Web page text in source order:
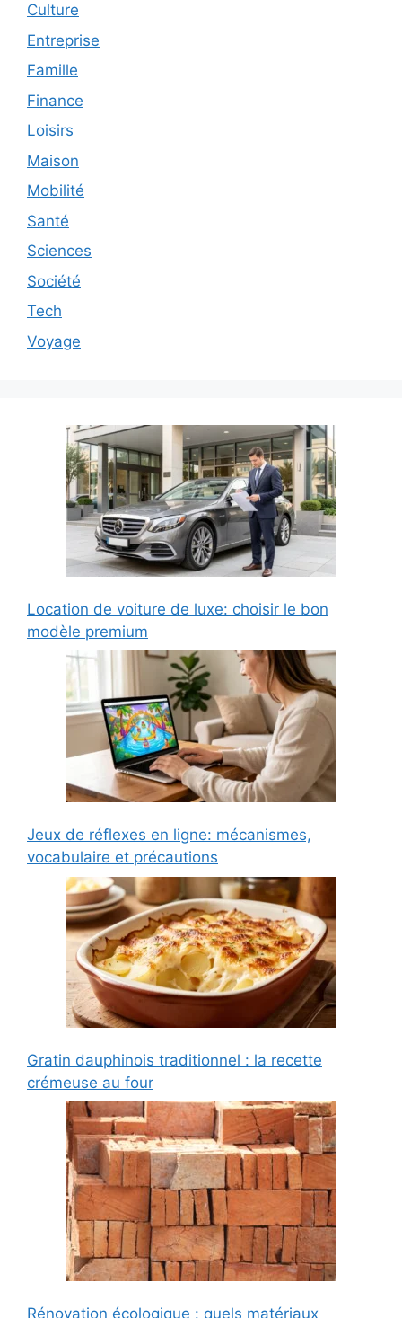
Culture
Entreprise
Famille
Finance
Loisirs
Maison
Mobilité
Santé
Sciences
Société
Tech
Voyage
Location de voiture de luxe: choisir le bon
modèle premium
Jeux de réflexes en ligne: mécanismes,
vocabulaire et précautions
Gratin dauphinois traditionnel : la recette
crémeuse au four
Rénovation écologique : quels matériaux